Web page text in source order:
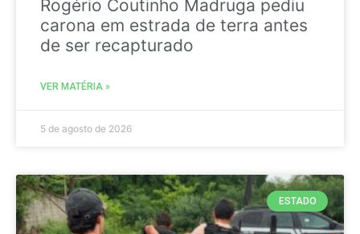
Rogério Coutinho Madruga pediu
carona em estrada de terra antes
de ser recapturado
VER MATÉRIA »
5 de agosto de 2026
ESTADO